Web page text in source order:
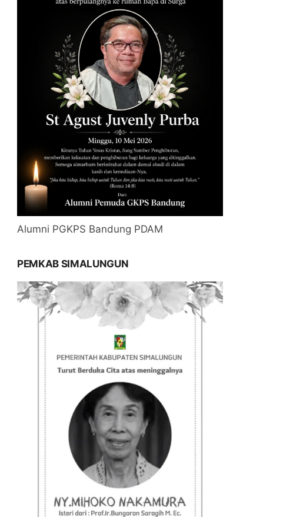
Alumni PGKPS Bandung PDAM
PEMKAB SIMALUNGUN